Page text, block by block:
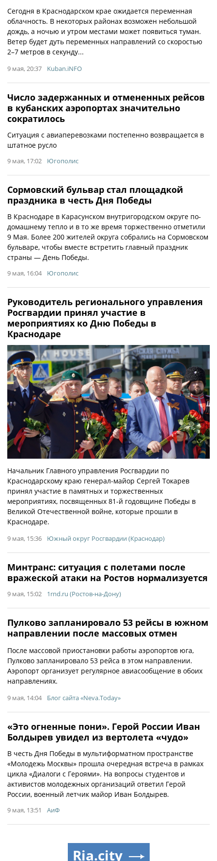
Сегодня в Краснодарском крае ожидается переменная
облачность. В некоторых районах возможен небольшой
дождь, а ночью и утром местами может появиться туман.
Ветер будет дуть переменных направлений со скоростью
2–7 метров в секунду...
9 мая, 20:37 Kuban.iNFO
Число задержанных и отмененных рейсов
в кубанских аэропортах значительно
сократилось
Ситуация с авиаперевозками постепенно возвращается в
штатное русло
9 мая, 17:02 Югополис
Сормовский бульвар стал площадкой
праздника в честь Дня Победы
В Краснодаре в Карасунском внутригородском округе по-
домашнему тепло и в то же время торжественно отметили
9 Мая. Более 200 жителей округа собрались на Сормовском
бульваре, чтобы вместе встретить главный праздник
страны — День Победы.
9 мая, 16:04 Югополис
Руководитель регионального управления
Росгвардии принял участие в
мероприятиях ко Дню Победы в
Краснодаре
Начальник Главного управления Росгвардии по
Краснодарскому краю генерал-майор Сергей Токарев
принял участие в памятных и торжественных
мероприятиях, посвященных 81-й годовщине Победы в
Великой Отечественной войне, которые прошли в
Краснодаре.
9 мая, 15:36 Южный округ Росгвардии (Краснодар)
Минтранс: ситуация с полетами после
вражеской атаки на Ростов нормализуется
9 мая, 15:02 1rnd.ru (Ростов-на-Дону)
Пулково запланировало 53 рейсы в южном
направлении после массовых отмен
После массовой приостановки работы аэропортов юга,
Пулково запланировало 53 рейса в этом направлении.
Аэропорт организует регулярное авиасообщение в обоих
направлениях.
9 мая, 14:04 Блог сайта «Neva.Today»
«Это огненные пони». Герой России Иван
Болдырев увидел из вертолета «чудо»
В честь Дня Победы в мультиформатном пространстве
«Молодежь Москвы» прошла очередная встреча в рамках
цикла «Диалоги с Героями». На вопросы студентов и
активистов молодежных организаций ответил Герой
России, военный летчик майор Иван Болдырев.
9 мая, 13:51 АиФ
Ria.city